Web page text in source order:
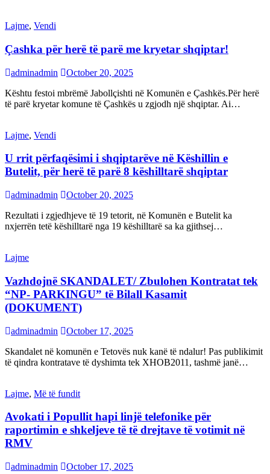
Lajme, Vendi
Çashka për herë të parë me kryetar shqiptar!
adminadmin
October 20, 2025
Kështu festoi mbrëmë Jabollçishti në Komunën e Çashkës.Për herë
të parë kryetar komune të Çashkës u zgjodh një shqiptar. Ai…
Lajme, Vendi
U rrit përfaqësimi i shqiptarëve në Këshillin e
Butelit, për herë të parë 8 këshilltarë shqiptar
adminadmin
October 20, 2025
Rezultati i zgjedhjeve të 19 tetorit, në Komunën e Butelit ka
nxjerrën tetë këshilltarë nga 19 këshilltarë sa ka gjithsej…
Lajme
Vazhdojnë SKANDALET/ Zbulohen Kontratat tek
“NP- PARKINGU” të Bilall Kasamit
(DOKUMENT)
adminadmin
October 17, 2025
Skandalet në komunën e Tetovës nuk kanë të ndalur! Pas publikimit
të qindra kontratave të dyshimta tek XHOB2011, tashmë janë…
Lajme, Më të fundit
Avokati i Popullit hapi linjë telefonike për
raportimin e shkeljeve të të drejtave të votimit në
RMV
adminadmin
October 17, 2025